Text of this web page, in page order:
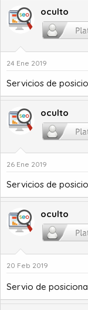
oculto
24 Ene 2019
Servicios de
oculto
26 Ene 2019
Servicios de
oculto
20 Feb 2019
Servio de